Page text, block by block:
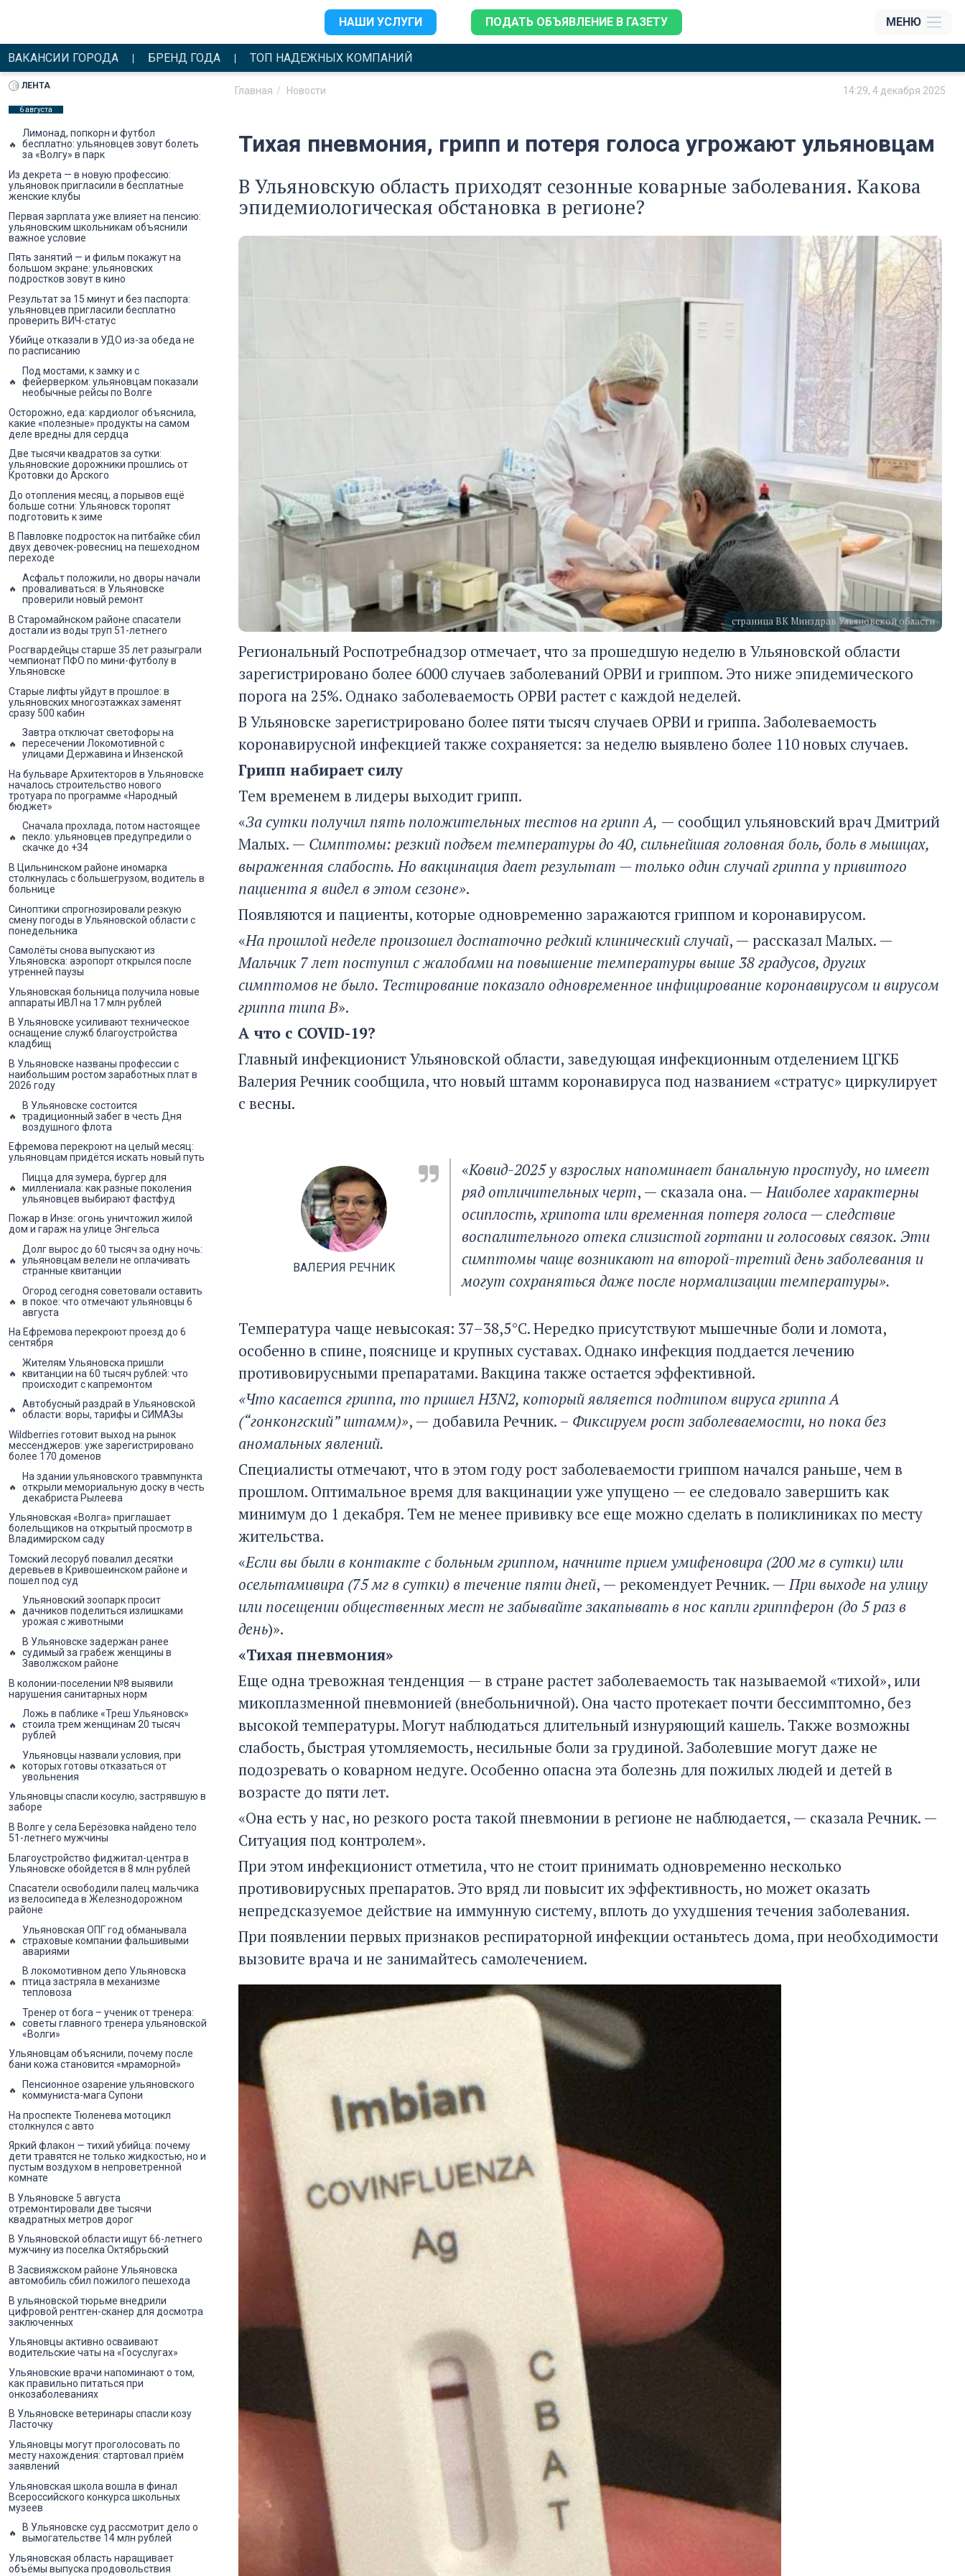
НАШИ УСЛУГИ ПОДАТЬ ОБЪЯВЛЕНИЕ В ГАЗЕТУ МЕНЮ
ВАКАНСИИ ГОРОДА БРЕНД ГОДА ТОП НАДЕЖНЫХ КОМПАНИЙ
Главная Новости 14:29, 4 декабря 2025
Тихая пневмония, грипп и потеря голоса угрожают ульяновцам
В Ульяновскую область приходят сезонные коварные заболевания. Какова
эпидемиологическая обстановка в регионе?
страница ВК Минздрав Ульяновской области
Региональный Роспотребнадзор отмечает, что за прошедшую неделю в Ульяновской области
зарегистрировано более 6000 случаев заболеваний ОРВИ и гриппом. Это ниже эпидемического
порога на 25%. Однако заболеваемость ОРВИ растет с каждой неделей.
В Ульяновске зарегистрировано более пяти тысяч случаев ОРВИ и гриппа. Заболеваемость
коронавирусной инфекцией также сохраняется: за неделю выявлено более 110 новых случаев.
Грипп набирает силу
Тем временем в лидеры выходит грипп.
«За сутки получил пять положительных тестов на грипп А, — сообщил ульяновский врач Дмитрий
Малых. — Симптомы: резкий подъем температуры до 40, сильнейшая головная боль, боль в мышцах,
выраженная слабость. Но вакцинация дает результат — только один случай гриппа у привитого
пациента я видел в этом сезоне».
Появляются и пациенты, которые одновременно заражаются гриппом и коронавирусом.
«На прошлой неделе произошел достаточно редкий клинический случай, — рассказал Малых. —
Мальчик 7 лет поступил с жалобами на повышение температуры выше 38 градусов, других
симптомов не было. Тестирование показало одновременное инфицирование коронавирусом и вирусом
гриппа типа B».
А что с COVID-19?
Главный инфекционист Ульяновской области, заведующая инфекционным отделением ЦГКБ
Валерия Речник сообщила, что новый штамм коронавируса под названием «стратус» циркулирует
с весны.
ВАЛЕРИЯ РЕЧНИК
«Ковид-2025 у взрослых напоминает банальную простуду, но имеет
ряд отличительных черт, — сказала она. —Наиболее характерны
осиплость, хрипота или временная потеря голоса — следствие
воспалительного отека слизистой гортани и голосовых связок. Эти
симптомы чаще возникают на второй-третий день заболевания и
могут сохраняться даже после нормализации температуры».
Температура чаще невысокая: 37–38,5°C. Нередко присутствуют мышечные боли и ломота,
особенно в спине, пояснице и крупных суставах. Однако инфекция поддается лечению
противовирусными препаратами. Вакцина также остается эффективной.
«Что касается гриппа, то пришел H3N2, который является подтипом вируса гриппа А
(“гонконгский” штамм)», — добавила Речник. – Фиксируем рост заболеваемости, но пока без
аномальных явлений.
Специалисты отмечают, что в этом году рост заболеваемости гриппом начался раньше, чем в
прошлом. Оптимальное время для вакцинации уже упущено — ее следовало завершить как
минимум до 1 декабря. Тем не менее прививку все еще можно сделать в поликлиниках по месту
жительства.
«Если вы были в контакте с больным гриппом, начните прием умифеновира (200 мг в сутки) или
осельтамивира (75 мг в сутки) в течение пяти дней, — рекомендует Речник. —При выходе на улицу
или посещении общественных мест не забывайте закапывать в нос капли гриппферон (до 5 раз в
день)».
«Тихая пневмония»
Еще одна тревожная тенденция — в стране растет заболеваемость так называемой «тихой», или
микоплазменной пневмонией (внебольничной). Она часто протекает почти бессимптомно, без
высокой температуры. Могут наблюдаться длительный изнуряющий кашель. Также возможны
слабость, быстрая утомляемость, несильные боли за грудиной. Заболевшие могут даже не
подозревать о коварном недуге. Особенно опасна эта болезнь для пожилых людей и детей в
возрасте до пяти лет.
«Она есть у нас, но резкого роста такой пневмонии в регионе не наблюдается, — сказала Речник. —
Ситуация под контролем».
При этом инфекционист отметила, что не стоит принимать одновременно несколько
противовирусных препаратов. Это вряд ли повысит их эффективность, но может оказать
непредсказуемое действие на иммунную систему, вплоть до ухудшения течения заболевания.
При появлении первых признаков респираторной инфекции останьтесь дома, при необходимости
вызовите врача и не занимайтесь самолечением.
ЛЕНТА
6 августа
Лимонад, попкорн и футбол
бесплатно: ульяновцев зовут болеть
за «Волгу» в парк
Из декрета — в новую профессию:
ульяновок пригласили в бесплатные
женские клубы
Первая зарплата уже влияет на пенсию:
ульяновским школьникам объяснили
важное условие
Пять занятий — и фильм покажут на
большом экране: ульяновских
подростков зовут в кино
Результат за 15 минут и без паспорта:
ульяновцев пригласили бесплатно
проверить ВИЧ-статус
Убийце отказали в УДО из-за обеда не
по расписанию
Под мостами, к замку и с
фейерверком: ульяновцам показали
необычные рейсы по Волге
Осторожно, еда: кардиолог объяснила,
какие «полезные» продукты на самом
деле вредны для сердца
Две тысячи квадратов за сутки:
ульяновские дорожники прошлись от
Кротовки до Арского
До отопления месяц, а порывов ещё
больше сотни: Ульяновск торопят
подготовить к зиме
В Павловке подросток на питбайке сбил
двух девочек-ровесниц на пешеходном
переходе
Асфальт положили, но дворы начали
проваливаться: в Ульяновске
проверили новый ремонт
В Старомайнском районе спасатели
достали из воды труп 51-летнего
Росгвардейцы старше 35 лет разыграли
чемпионат ПФО по мини-футболу в
Ульяновске
Старые лифты уйдут в прошлое: в
ульяновских многоэтажках заменят
сразу 500 кабин
Завтра отключат светофоры на
пересечении Локомотивной с
улицами Державина и Инзенской
На бульваре Архитекторов в Ульяновске
началось строительство нового
тротуара по программе «Народный
бюджет»
Сначала прохлада, потом настоящее
пекло: ульяновцев предупредили о
скачке до +34
В Цильнинском районе иномарка
столкнулась с большегрузом, водитель в
больнице
Синоптики спрогнозировали резкую
смену погоды в Ульяновской области с
понедельника
Самолёты снова выпускают из
Ульяновска: аэропорт открылся после
утренней паузы
Ульяновская больница получила новые
аппараты ИВЛ на 17 млн рублей
В Ульяновске усиливают техническое
оснащение служб благоустройства
кладбищ
В Ульяновске названы профессии с
наибольшим ростом заработных плат в
2026 году
В Ульяновске состоится
традиционный забег в честь Дня
воздушного флота
Ефремова перекроют на целый месяц:
ульяновцам придётся искать новый путь
Пицца для зумера, бургер для
миллениала: как разные поколения
ульяновцев выбирают фастфуд
Пожар в Инзе: огонь уничтожил жилой
дом и гараж на улице Энгельса
Долг вырос до 60 тысяч за одну ночь:
ульяновцам велели не оплачивать
странные квитанции
Огород сегодня советовали оставить
в покое: что отмечают ульяновцы 6
августа
На Ефремова перекроют проезд до 6
сентября
Жителям Ульяновска пришли
квитанции на 60 тысяч рублей: что
происходит с капремонтом
Автобусный раздрай в Ульяновской
области: воры, тарифы и СИМАЗы
Wildberries готовит выход на рынок
мессенджеров: уже зарегистрировано
более 170 доменов
На здании ульяновского травмпункта
открыли мемориальную доску в честь
декабриста Рылеева
Ульяновская «Волга» приглашает
болельщиков на открытый просмотр в
Владимирском саду
Томский лесоруб повалил десятки
деревьев в Кривошеинском районе и
пошел под суд
Ульяновский зоопарк просит
дачников поделиться излишками
урожая с животными
В Ульяновске задержан ранее
судимый за грабеж женщины в
Заволжском районе
В колонии-поселении №8 выявили
нарушения санитарных норм
Ложь в паблике «Треш Ульяновск»
стоила трем женщинам 20 тысяч
рублей
Ульяновцы назвали условия, при
которых готовы отказаться от
увольнения
Ульяновцы спасли косулю, застрявшую в
заборе
В Волге у села Берёзовка найдено тело
51-летнего мужчины
Благоустройство фиджитал-центра в
Ульяновске обойдется в 8 млн рублей
Спасатели освободили палец мальчика
из велосипеда в Железнодорожном
районе
Ульяновская ОПГ год обманывала
страховые компании фальшивыми
авариями
В локомотивном депо Ульяновска
птица застряла в механизме
тепловоза
Тренер от бога – ученик от тренера:
советы главного тренера ульяновской
«Волги»
Ульяновцам объяснили, почему после
бани кожа становится «мраморной»
Пенсионное озарение ульяновского
коммуниста-мага Супони
На проспекте Тюленева мотоцикл
столкнулся с авто
Яркий флакон — тихий убийца: почему
дети травятся не только жидкостью, но и
пустым воздухом в непроветренной
комнате
В Ульяновске 5 августа
отремонтировали две тысячи
квадратных метров дорог
В Ульяновской области ищут 66-летнего
мужчину из поселка Октябрьский
В Засвияжском районе Ульяновска
автомобиль сбил пожилого пешехода
В ульяновской тюрьме внедрили
цифровой рентген-сканер для досмотра
заключенных
Ульяновцы активно осваивают
водительские чаты на «Госуслугах»
Ульяновские врачи напоминают о том,
как правильно питаться при
онкозаболеваниях
В Ульяновске ветеринары спасли козу
Ласточку
Ульяновцы могут проголосовать по
месту нахождения: стартовал приём
заявлений
Ульяновская школа вошла в финал
Всероссийского конкурса школьных
музеев
В Ульяновске суд рассмотрит дело о
вымогательстве 14 млн рублей
Ульяновская область наращивает
объёмы выпуска продовольствия